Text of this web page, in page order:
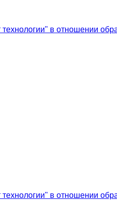
в отношении
в отношении